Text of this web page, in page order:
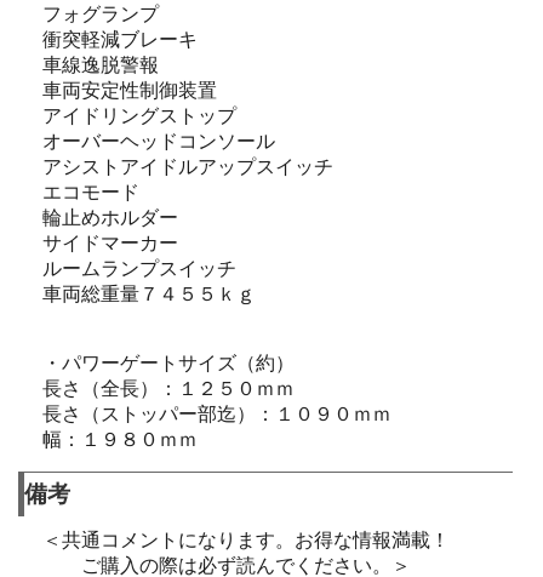
フォグランプ
衝突軽減ブレーキ
車線逸脱警報
車両安定性制御装置
アイドリングストップ
オーバーヘッドコンソール
アシストアイドルアップスイッチ
エコモード
輪止めホルダー
サイドマーカー
ルームランプスイッチ
車両総重量７４５５ｋｇ
・パワーゲートサイズ（約）
長さ（全長）：１２５０ｍｍ
長さ（ストッパー部迄）：１０９０ｍｍ
幅：１９８０ｍｍ
備考
＜共通コメントになります。お得な情報満載！
ご購入の際は必ず読んでください。＞